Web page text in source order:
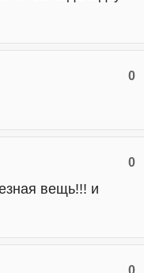
0
0
вещь!!! и
0